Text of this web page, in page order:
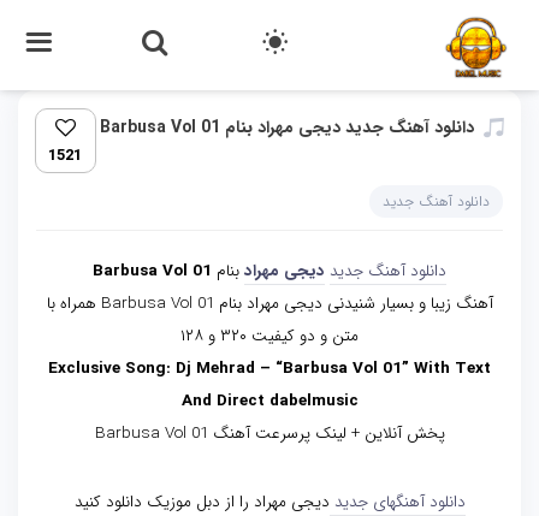
دانلود آهنگ جدید دیجی مهراد بنام Barbusa Vol 01
1521
دانلود آهنگ جدید
دانلود آهنگ جدید دیجی مهرادبنام Barbusa Vol 01
آهنگ زیبا و بسیار شنیدنی دیجی مهراد بنام Barbusa Vol 01 همراه با
متن و دو کیفیت ۳۲۰ و ۱۲۸
Exclusive Song: Dj Mehrad – “Barbusa Vol 01” With Text
And Direct dabelmusic
پخش آنلاین + لینک پرسرعت آهنگ Barbusa Vol 01
دانلود آهنگهای جدید دیجی مهراد را از دبل موزیک دانلود کنید